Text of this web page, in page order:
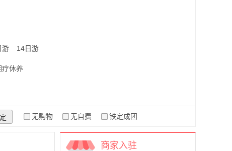
游 14日游
疗休养
无购物 无自费 铁定成团
商家入驻